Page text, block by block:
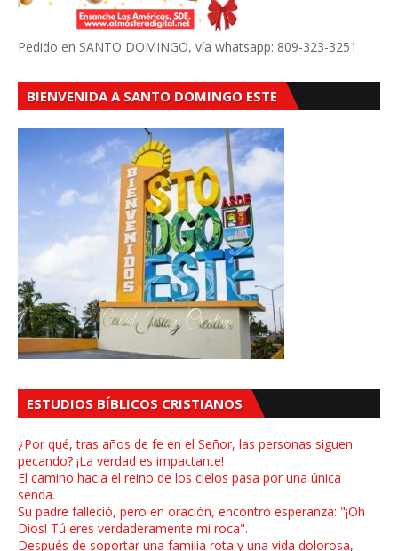
Pedido en SANTO DOMINGO, vía whatsapp: 809-323-3251
BIENVENIDA A SANTO DOMINGO ESTE
ESTUDIOS BÍBLICOS CRISTIANOS
¿Por qué, tras años de fe en el Señor, las personas siguen
pecando? ¡La verdad es impactante!
El camino hacia el reino de los cielos pasa por una única
senda.
Su padre falleció, pero en oración, encontró esperanza: "¡Oh
Dios! Tú eres verdaderamente mi roca".
Después de soportar una familia rota y una vida dolorosa,